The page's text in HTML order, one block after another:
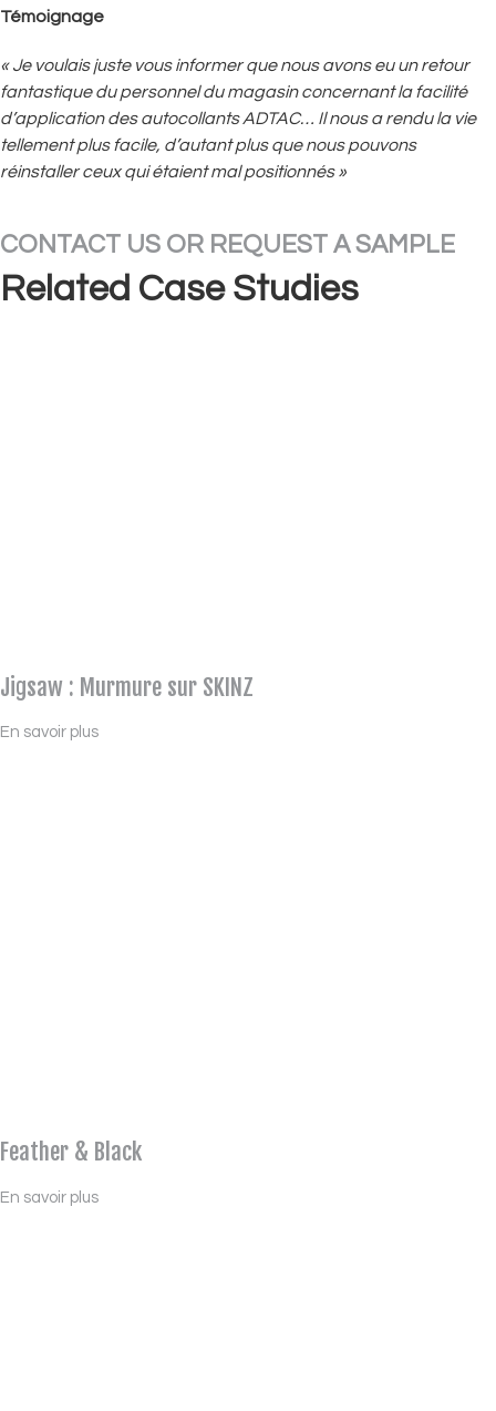
Témoignage
« Je voulais juste vous informer que nous avons eu un retour
fantastique du personnel du magasin concernant la facilité
d’application des autocollants ADTAC… Il nous a rendu la vie
tellement plus facile, d’autant plus que nous pouvons
réinstaller ceux qui étaient mal positionnés »
CONTACT US OR REQUEST A SAMPLE
Related Case Studies
Jigsaw : Murmure sur SKINZ
En savoir plus
Feather & Black
En savoir plus